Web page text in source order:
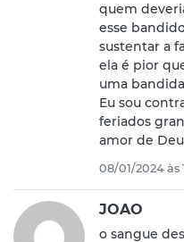
quem
esse
sustentar a
ela é pior
uma
Eu sou
feriados
amor de
08/01/2024 às
JOAO
o sangue